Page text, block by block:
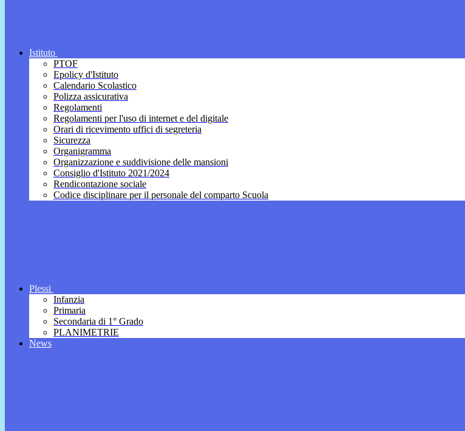
Istituto
PTOF
Epolicy d'Istituto
Calendario Scolastico
Polizza assicurativa
Regolamenti
Regolamenti per l'uso di internet e del digitale
Orari di ricevimento uffici di segreteria
Sicurezza
Organigramma
Organizzazione e suddivisione delle mansioni
Consiglio d'Istituto 2021/2024
Rendicontazione sociale
Codice disciplinare per il personale del comparto Scuola
Plessi
Infanzia
Primaria
Secondaria di 1° Grado
PLANIMETRIE
News